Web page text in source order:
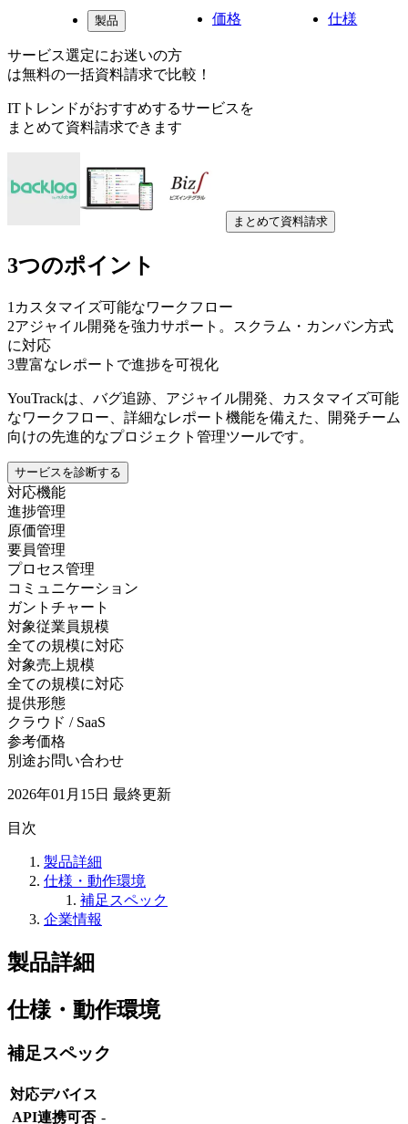
製品 価格 仕様
サービス選定にお迷いの方
は無料の一括資料請求で比較！
ITトレンドがおすすめするサービスを
まとめて資料請求できます
まとめて資料請求
3つのポイント
1 カスタマイズ可能なワークフロー
2アジャイル開発を強力サポート。スクラム・カンバン方式
に対応
3豊富なレポートで進捗を可視化
YouTrackは、バグ追跡、アジャイル開発、カスタマイズ可能
なワークフロー、詳細なレポート機能を備えた、開発チーム
向けの先進的なプロジェクト管理ツールです。
サービスを診断する
対応機能
進捗管理
原価管理
要員管理
プロセス管理
コミュニケーション
ガントチャート
対象従業員規模
全ての規模に対応
対象売上規模
全ての規模に対応
提供形態
クラウド / SaaS
参考価格
別途お問い合わせ
2026年01月15日 最終更新
目次
製品詳細
仕様・動作環境
補足スペック
企業情報
製品詳細
仕様・動作環境
補足スペック
対応デバイス
API連携可否 -